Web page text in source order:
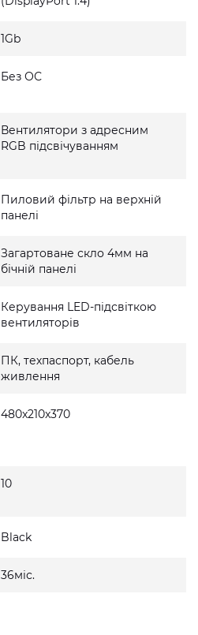
1Gb
Без ОС
Вентилятори з адресним
RGB підсвічуванням
Пиловий фільтр на верхній
панелі
Загартоване скло 4мм на
бічній панелі
Керування LED-підсвіткою
вентиляторів
ПК, техпаспорт, кабель
живлення
480x210x370
10
Black
36міс.